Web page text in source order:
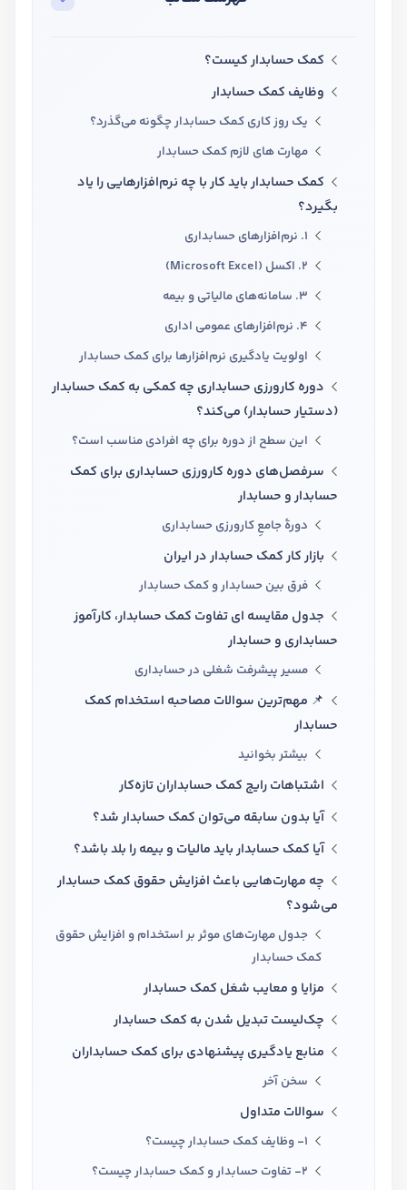
کمک حسابدار کیست؟
وظایف کمک حسابدار
یک روز کاری کمک حسابدار چگونه می‌گذرد؟
مهارت های لازم کمک حسابدار
کمک حسابدار باید کار با چه نرم‌افزارهایی را یاد
بگیرد؟
1. نرم‌افزارهای حسابداری
2. اکسل (Microsoft Excel)
3. سامانه‌های مالیاتی و بیمه
4. نرم‌افزارهای عمومی اداری
اولویت یادگیری نرم‌افزارها برای کمک حسابدار
دوره کارورزی حسابداری چه کمکی به کمک حسابدار
(دستیار حسابدار) می‌کند؟
این سطح از دوره برای چه افرادی مناسب است؟
سرفصل‌های دوره کارورزی حسابداری برای کمک
حسابدار و حسابدار
دورهٔ جامعِ کارورزی حسابداری
بازار کار کمک حسابدار در ایران
فرق‌ بین حسابدار و کمک حسابدار
جدول مقایسه ای تفاوت کمک حسابدار، کارآموز
حسابداری و حسابدار
مسیر پیشرفت شغلی در حسابداری
📌 مهم‌ترین سوالات مصاحبه استخدام کمک
حسابدار
بیشتر بخوانید
اشتباهات رایج کمک حسابداران تازه‌کار
آیا بدون سابقه می‌توان کمک حسابدار شد؟
آیا کمک حسابدار باید مالیات و بیمه را بلد باشد؟
چه مهارت‌هایی باعث افزایش حقوق کمک حسابدار
می‌شود؟
جدول مهارت‌های موثر بر استخدام و افزایش حقوق
کمک حسابدار
مزایا و معایب شغل کمک حسابدار
چک‌لیست تبدیل شدن به کمک حسابدار
منابع یادگیری پیشنهادی برای کمک حسابداران
سخن آخر
سوالات متداول
1- وظایف کمک حسابدار چیست؟
2- تفاوت حسابدار و کمک حسابدار چیست؟
تدریس
ارتقا به حسابدار حرفه ای
درخواست تعیین سطح